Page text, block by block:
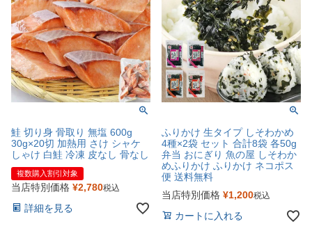
鮭 切り身 骨取り 無塩 600g
30g×20切 加熱用 さけ シャケ
しゃけ 白鮭 冷凍 皮なし 骨なし
複数購入割引対象
当店特別価格 ¥2,780税込
詳細を見る
ふりかけ 生タイプ しそわかめ
4種×2袋 セット 合計8袋 各50g
弁当 おにぎり 魚の屋 しそわか
めふりかけ ふりかけ ネコポス
便 送料無料
当店特別価格 ¥1,200税込
カートに入れる